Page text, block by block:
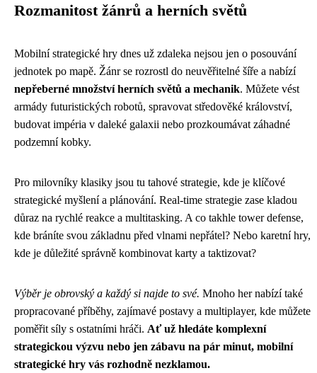
Rozmanitost žánrů a herních světů
Mobilní strategické hry dnes už zdaleka nejsou jen o posouvání
jednotek po mapě. Žánr se rozrostl do neuvěřitelné šíře a nabízí
nepřeberné množství herních světů a mechanik. Můžete vést
armády futuristických robotů, spravovat středověké království,
budovat impéria v daleké galaxii nebo prozkoumávat záhadné
podzemní kobky.
Pro milovníky klasiky jsou tu tahové strategie, kde je klíčové
strategické myšlení a plánování. Real-time strategie zase kladou
důraz na rychlé reakce a multitasking. A co takhle tower defense,
kde bráníte svou základnu před vlnami nepřátel? Nebo karetní hry,
kde je důležité správně kombinovat karty a taktizovat?
Výběr je obrovský a každý si najde to své. Mnoho her nabízí také
propracované příběhy, zajímavé postavy a multiplayer, kde můžete
poměřit síly s ostatními hráči. Ať už hledáte komplexní
strategickou výzvu nebo jen zábavu na pár minut, mobilní
strategické hry vás rozhodně nezklamou.